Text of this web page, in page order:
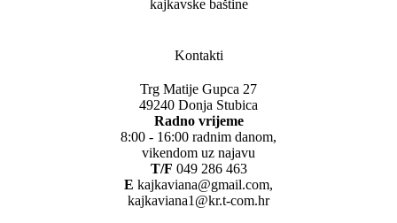
kajkavske baštine
Kontakti
Trg Matije Gupca 27
49240 Donja Stubica
Radno vrijeme
8:00 - 16:00 radnim danom,
vikendom uz najavu
T/F 049 286 463
E kajkaviana@gmail.com,
kajkaviana1@kr.t-com.hr